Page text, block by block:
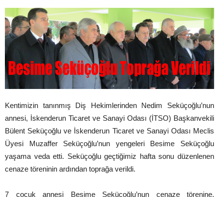
Kentimizin tanınmış Diş Hekimlerinden Nedim Seküçoğlu’nun
annesi, İskenderun Ticaret ve Sanayi Odası (İTSO) Başkanvekili
Bülent Seküçoğlu ve İskenderun Ticaret ve Sanayi Odası Meclis
Üyesi Muzaffer Seküçoğlu’nun yengeleri Besime Seküçoğlu
yaşama veda etti. Seküçoğlu geçtiğimiz hafta sonu düzenlenen
cenaze töreninin ardından toprağa verildi.
7 çocuk annesi Besime Seküçoğlu’nun cenaze törenine,